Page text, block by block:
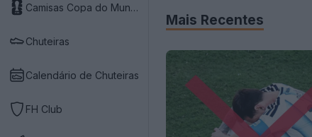
Camisas Copa do Mundo 2026
Chuteiras
Calendário de Chuteiras
FH Club
Mais Recentes